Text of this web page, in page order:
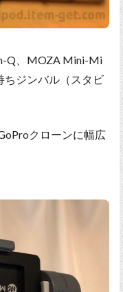
Q、MOZA Mini-Mi
ちジンバル（スタビ
クローンに幅広